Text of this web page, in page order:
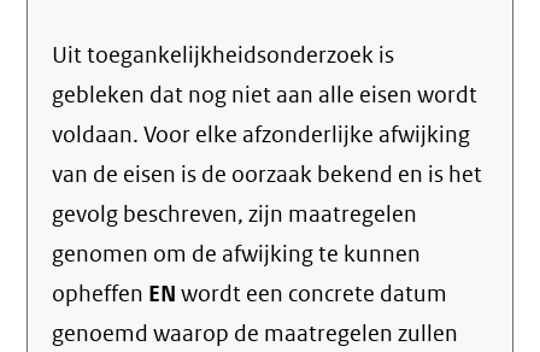
Uit toegankelijkheidsonderzoek is
gebleken dat nog niet aan alle eisen wordt
voldaan. Voor elke afzonderlijke afwijking
van de eisen is de oorzaak bekend en is het
gevolg beschreven, zijn maatregelen
genomen om de afwijking te kunnen
opheffen EN wordt een concrete datum
genoemd waarop de maatregelen zullen